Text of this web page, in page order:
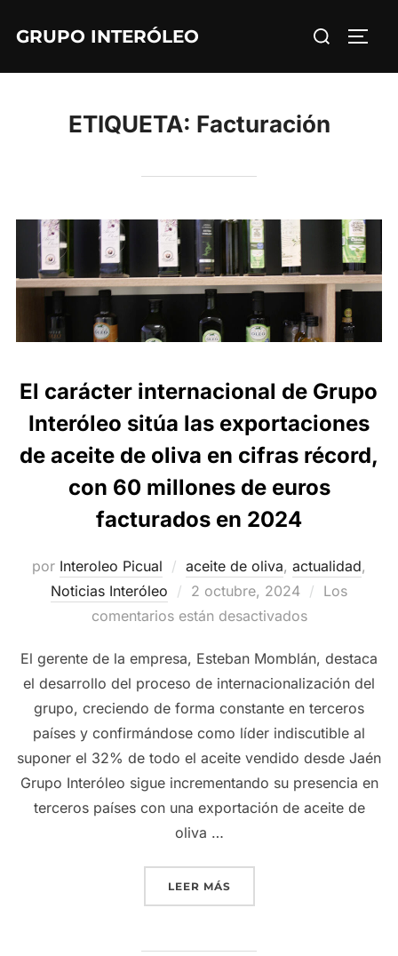
GRUPO INTERÓLEO Buscar:
ETIQUETA: Facturación
El carácter internacional de Grupo
Interóleo sitúa las exportaciones
de aceite de oliva en cifras récord,
con 60 millones de euros
facturados en 2024
por Interoleo Picual aceite de oliva, actualidad,
Noticias Interóleo
Publicado
el
2 octubre, 2024
Los
comentarios están desactivados
El gerente de la empresa, Esteban Momblán, destaca
el desarrollo del proceso de internacionalización del
grupo, creciendo de forma constante en terceros
países y confirmándose como líder indiscutible al
suponer el 32% de todo el aceite vendido desde Jaén
Grupo Interóleo sigue incrementando su presencia en
terceros países con una exportación de aceite de
oliva …
LEER MÁS«EL CARÁCTER